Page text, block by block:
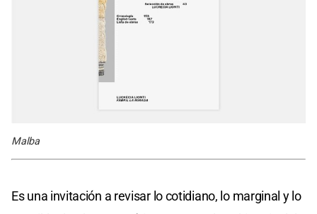
Malba
Es una invitación a revisar lo cotidiano, lo marginal y lo